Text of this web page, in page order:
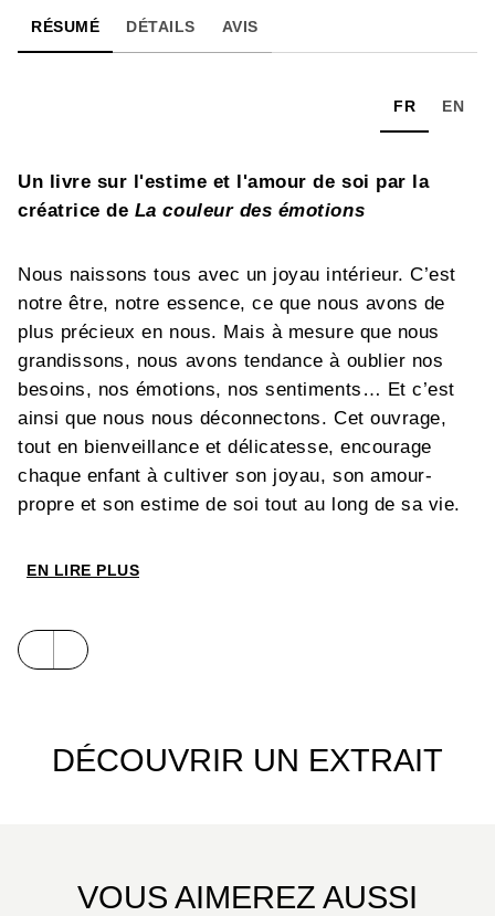
RÉSUMÉ DÉTAILS AVIS
FR EN
Un livre sur l'estime et l'amour de soi par la
créatrice de La couleur des émotions
Nous naissons tous avec un joyau intérieur. C’est
notre être, notre essence, ce que nous avons de
plus précieux en nous. Mais à mesure que nous
grandissons, nous avons tendance à oublier nos
besoins, nos émotions, nos sentiments… Et c’est
ainsi que nous nous déconnectons. Cet ouvrage,
tout en bienveillance et délicatesse, encourage
chaque enfant à cultiver son joyau, son amour-
propre et son estime de soi tout au long de sa vie.
EN LIRE PLUS
DÉCOUVRIR UN EXTRAIT
VOUS AIMEREZ AUSSI